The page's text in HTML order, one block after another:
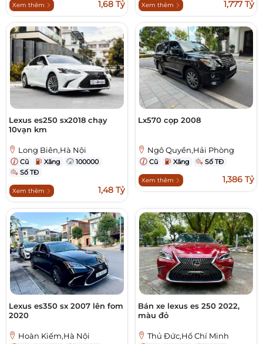
Xem thêm 1,68 Tỷ Xem thêm 1,777 Tỷ
Lexus es250 sx2018 chạy
10vạn km
Long Biên,Hà Nội
Cũ Xăng
100000
Số TĐ
Xem thêm 1,48 Tỷ
Lx570 cọp 2008
Ngô Quyền,Hải Phòng
Cũ Xăng Số TĐ
Xem thêm 1,386 Tỷ
Lexus es350 sx 2007 lên fom
2020
Hoàn Kiếm,Hà Nội
Bán xe lexus es 250 2022,
màu đỏ
Thủ Đức,Hồ Chí Minh